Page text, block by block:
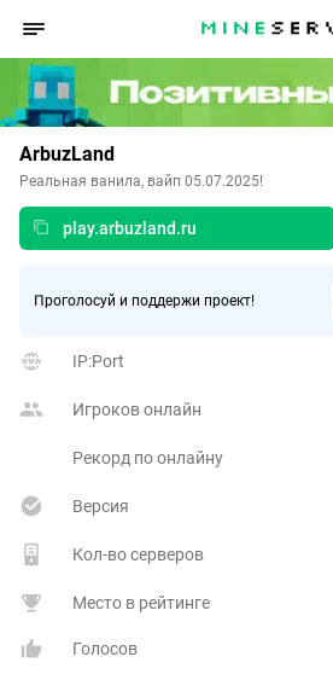
ArbuzLand
Реальная ванила, вайп 05.07.2025!
play.arbuzland.ru
Проголосуй и поддержи проект!
IP:Port
Игроков онлайн
Рекорд по онлайну
Версия
Кол-во серверов
Место в рейтинге
Голосов